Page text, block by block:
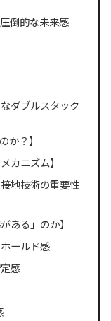
倒的な未来感
ダブルスタック
か？】
カニズム】
地技術の重要性
ある」のか】
ールド感
感